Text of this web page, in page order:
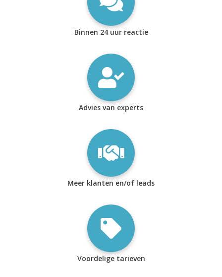
Binnen 24 uur reactie
Advies van experts
Meer klanten en/of leads
Voordelige tarieven